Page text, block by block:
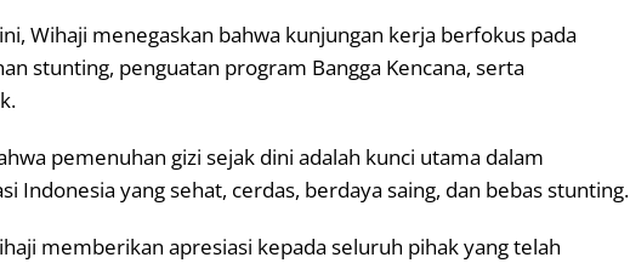
Wihaji menegaskan bahwa kunjungan kerja berfokus pada
stunting, penguatan program Bangga Kencana, serta
pemenuhan gizi sejak dini adalah kunci utama dalam
Indonesia yang sehat, cerdas, berdaya saing, dan bebas stunting.
memberikan apresiasi kepada seluruh pihak yang telah